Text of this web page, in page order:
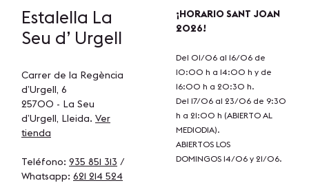
Estalella La
Seu d’ Urgell
Carrer de la Regència
d’Urgell, 6
25700 - La Seu
d’Urgell, Lleida. Ver
tienda
Teléfono: 935 851 313 /
Whatsapp: 621 214 524
¡HORARIO SANT JOAN
2026!
Del 01/06 al 16/06 de
10:00 h a 14:00 h y de
16:00 h a 20:30 h.
Del 17/06 al 23/06 de 9:30
h a 21:00 h (ABIERTO AL
MEDIODIA).
ABIERTOS LOS
DOMINGOS 14/06 y 21/06.